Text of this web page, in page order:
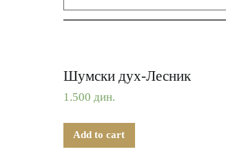
Шумски дух-Лесник
1.500 дин.
Add to cart